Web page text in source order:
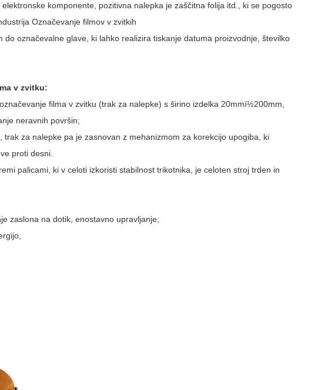
komponente, pozitivna nalepka je zaščitna folija itd., ki se pogosto
Označevanje filmov v zvitkih
označevalne glave, ki lahko realizira tiskanje datuma proizvodnje, številko
v zvitku:
filma v zvitku (trak za nalepke) s širino izdelka 20mmï½200mm,
neravnih površin;
za nalepke pa je zasnovan z mehanizmom za korekcijo upogiba, ki
proti desni.
palicami, ki v celoti izkoristi stabilnost trikotnika, je celoten stroj trden in
zaslona na dotik, enostavno upravljanje;